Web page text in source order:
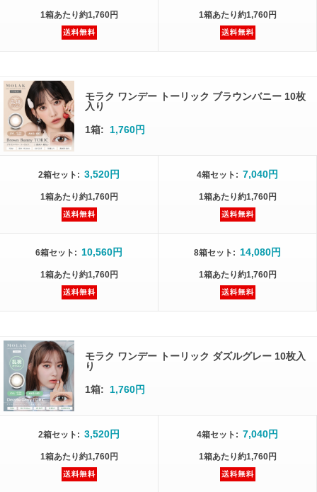
1箱あたり約1,760円 1箱あたり約1,760円
モラク ワンデー トーリック ブラウンバニー 10枚
入り
1箱: 1,760円
2箱セット : 3,520円
1箱あたり約1,760円
4箱セット : 7,040円
1箱あたり約1,760円
6箱セット : 10,560円
1箱あたり約1,760円
8箱セット : 14,080円
1箱あたり約1,760円
モラク ワンデー トーリック ダズルグレー 10枚入
り
1箱: 1,760円
2箱セット : 3,520円
1箱あたり約1,760円
4箱セット : 7,040円
1箱あたり約1,760円